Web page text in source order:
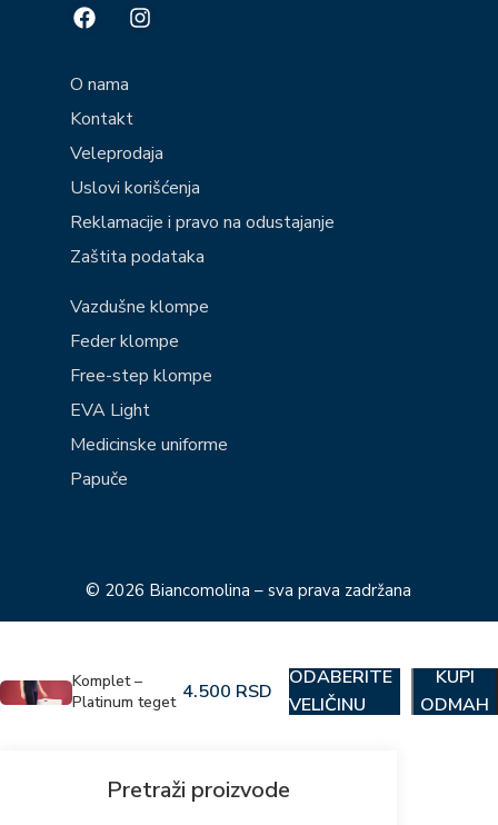
O nama
Kontakt
Veleprodaja
Uslovi korišćenja
Reklamacije i pravo na odustajanje
Zaštita podataka
Vazdušne klompe
Feder klompe
Free-step klompe
EVA Light
Medicinske uniforme
Papuče
© 2026 Biancomolina – sva prava zadržana
Komplet –
Platinum teget 4.500 RSD
ODABERITE
VELIČINU
KUPI
ODMAH